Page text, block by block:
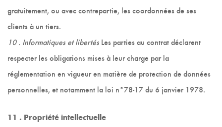
gratuitement, ou avec contrepartie, les coordonnées de ses
clients à un tiers.
10 . Informatiques et libertés Les parties au contrat déclarent
respecter les obligations mises à leur charge par la
réglementation en vigueur en matière de protection de données
personnelles, et notamment la loi n°78-17 du 6 janvier 1978.
11 . Propriété intellectuelle